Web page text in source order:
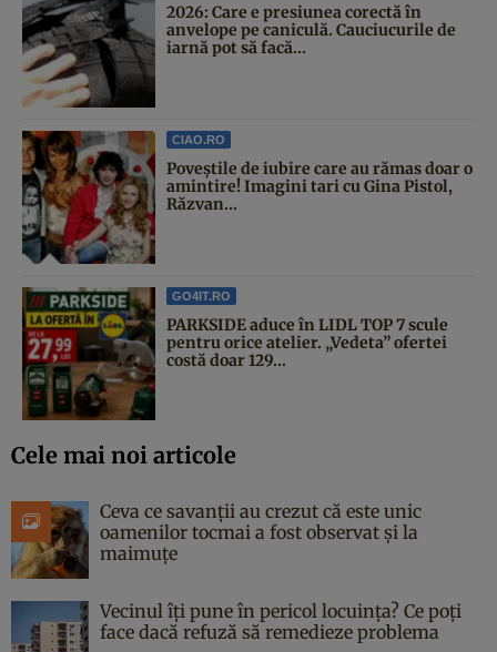
2026: Care e presiunea corectă în
anvelope pe caniculă. Cauciucurile de
iarnă pot să facă...
CIAO.RO
Poveştile de iubire care au rămas doar o
amintire! Imagini tari cu Gina Pistol,
Răzvan...
GO4IT.RO
PARKSIDE aduce în LIDL TOP 7 scule
pentru orice atelier. „Vedeta” ofertei
costă doar 129...
Cele mai noi articole
Ceva ce savanții au crezut că este unic
oamenilor tocmai a fost observat și la
maimuțe
Vecinul îți pune în pericol locuința? Ce poți
face dacă refuză să remedieze problema